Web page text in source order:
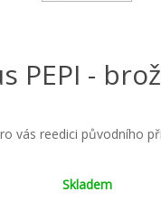
PEPI -
vás reedici původního
Skladem